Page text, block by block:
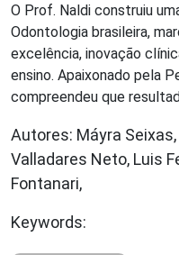
O Prof. Naldi construiu
Odontologia brasileira,
excelência, inovação
ensino. Apaixonado pela
compreendeu que
Autores: Máyra
Valladares Neto, Luis
Fontanari,
Keywords: